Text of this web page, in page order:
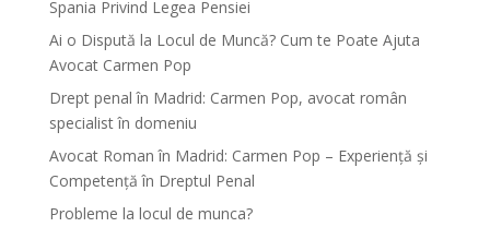
Spania Privind Legea Pensiei
Ai o Dispută la Locul de Muncă? Cum te Poate Ajuta
Avocat Carmen Pop
Drept penal în Madrid: Carmen Pop, avocat român
specialist în domeniu
Avocat Roman în Madrid: Carmen Pop – Experiență și
Competență în Dreptul Penal
Probleme la locul de munca?